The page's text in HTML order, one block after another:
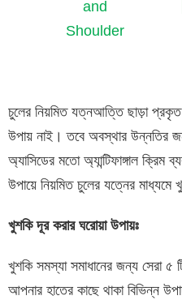
চুলের নিয়মিত যত্নআত্তি ছাড়া
উপায় নাই। তবে অবস্থার উন্নতির
অ্যাসিডের মতো অ্যান্টিফাঙ্গাল ক্রিম
উপায়ে নিয়মিত চুলের যত্নের
খুশকি দূর করার ঘরোয়া উপায়ঃ
খুশকি সমস্যা সমাধানের জন্য সেরা ৫
আপনার হাতের কাছে থাকা বিভিন্ন